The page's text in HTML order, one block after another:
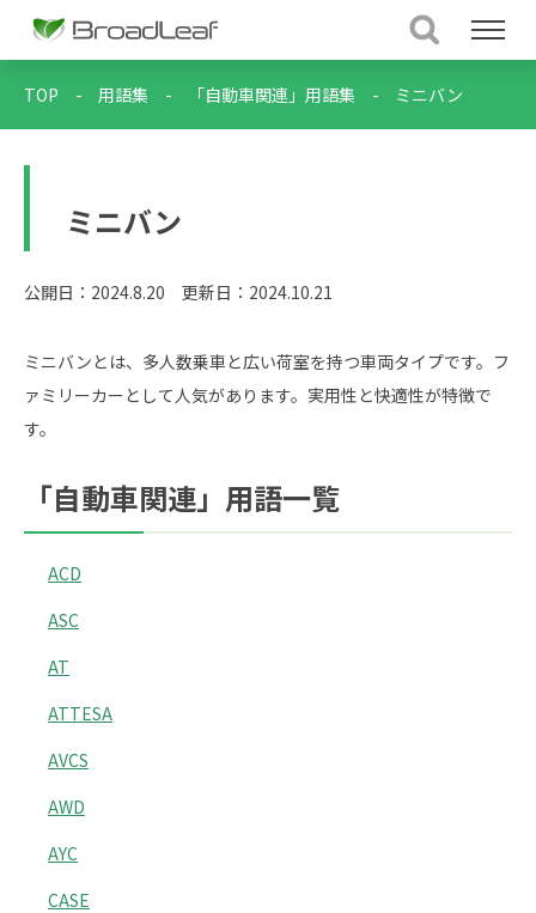
TOP - 用語集 - 「自動車関連」用語集 - ミニバン
ミニバン
公開日：2024.8.20 更新日：2024.10.21
ミニバンとは、多人数乗車と広い荷室を持つ車両タイプです。フ
ァミリーカーとして人気があります。実用性と快適性が特徴で
す。
「自動車関連」用語一覧
ACD
ASC
AT
ATTESA
AVCS
AWD
AYC
CASE